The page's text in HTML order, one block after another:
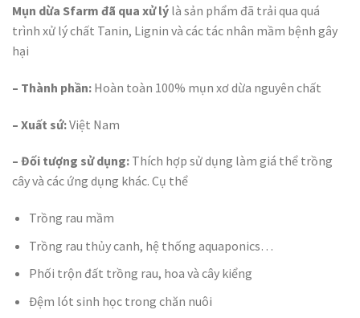
Mụn dừa Sfarm đã qua xử lý là sản phẩm đã trải qua quá
trình xử lý chất Tanin, Lignin và các tác nhân mầm bệnh gây
hại
– Thành phần: Hoàn toàn 100% mụn xơ dừa nguyên chất
– Xuất sứ:Việt Nam
– Đối tượng sử dụng: Thích hợp sử dụng làm giá thể trồng
cây và các ứng dụng khác. Cụ thể
Trồng rau mầm
Trồng rau thủy canh, hệ thống aquaponics…
Phối trộn đất trồng rau, hoa và cây kiểng
Đệm lót sinh học trong chăn nuôi